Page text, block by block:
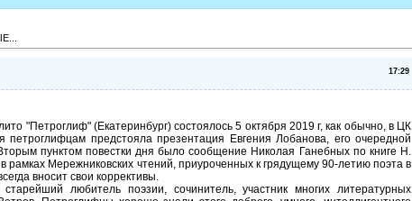
17:29
"Петроглиф" (Екатеринбург) состоялось 5 октября 2019 г, как обычно, в ЦК
петроглифцам предстояла презентация Евгения Лобанова, его очередной
пунктом повестки дня было сообщение Николая Ганебных по книге Н.
рамках Мережниковских чтений, приуроченных к грядущему 90-летию поэта в
вносит свои коррективы.
любитель поэзии, сочинитель, участник многих литературных